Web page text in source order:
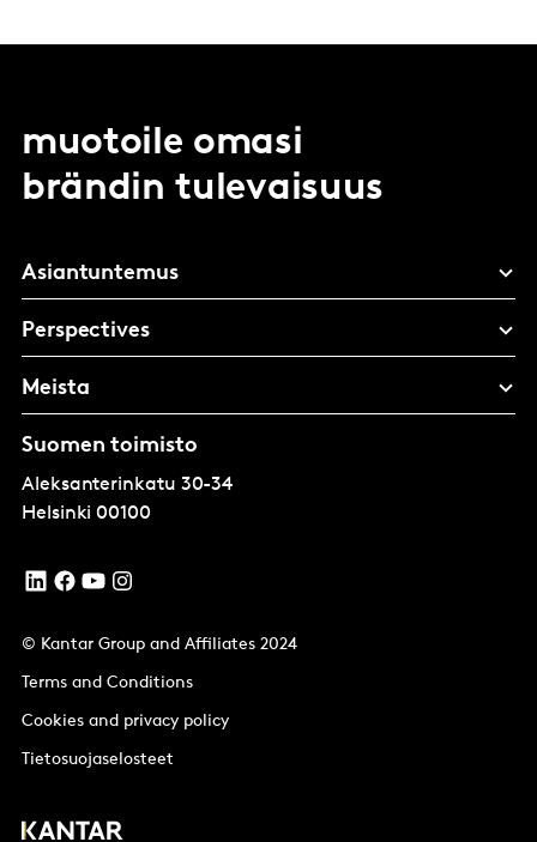
muotoile omasi
brändin tulevaisuus
Asiantuntemus
Perspectives
Meista
Suomen toimisto
Aleksanterinkatu 30-34
Helsinki 00100
© Kantar Group and Affiliates 2024
Terms and Conditions
Cookies and privacy policy
Tietosuojaselosteet